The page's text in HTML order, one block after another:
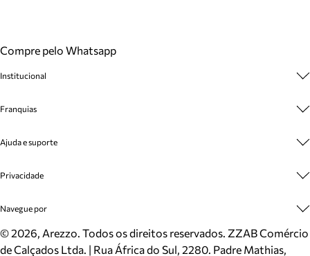
Compre pelo Whatsapp
Institucional
Cashback
Venda Corporativa
Mapa do Site
Inverno
Mundo Arezzo
Franquias
Plano de Negócio
Ajuda e suporte
Cadastro
Meus Pedidos
Trocas e Devoluções
Cartão Presente
Privacidade
Politica e Privacidade
Navegue por
Sapatos
Bolsas
©2026, Arezzo. Todos os direitos reservados. ZZAB Comércio
de Calçados Ltda. | Rua África do Sul, 2280. Padre Mathias,